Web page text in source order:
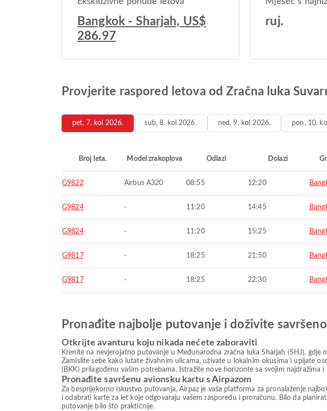
Bangkok - Sharjah, US$
286.97
ruj.
Provjerite raspored letova od Zračna luka
pet, 7. kol 2026. sub, 8. kol 2026. ned, 9. kol 2026. pon, 10.
Broj leta. Model zrakoplova Odlazi Dolazi
G9822 Airbus A320 08:55 12:20
G9824 - 11:20 14:45
G9824 - 11:20 15:25
G9817 - 18:25 21:50
G9817 - 18:25 22:30
Pronađite najbolje putovanje i doživite
Otkrijte avanturu koju nikada nećete zaboraviti
Krenite na nevjerojatno putovanje u Međunarodna zračna luka Sharjah (SHJ),
Zamislite sebe kako lutate živahnim ulicama, uživate u lokalnim okusima i upijate
(BKK) prilagođenu vašim potrebama. Istražite nove horizonte sa svojim
Pronađite savršenu avionsku kartu s Airpazom
Za besprijekorno iskustvo putovanja, Airpaz je vaša platforma za pronalaženje
i odabrati karte za let koje odgovaraju vašem rasporedu i proračunu. Bilo da
putovanje bilo što praktičnije.